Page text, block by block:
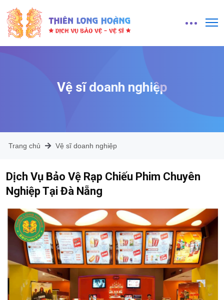
Vệ sĩ doanh nghiệp
Trang chủ Vệ sĩ doanh nghiệp
Dịch Vụ Bảo Vệ Rạp Chiếu Phim Chuyên
Nghiệp Tại Đà Nẵng